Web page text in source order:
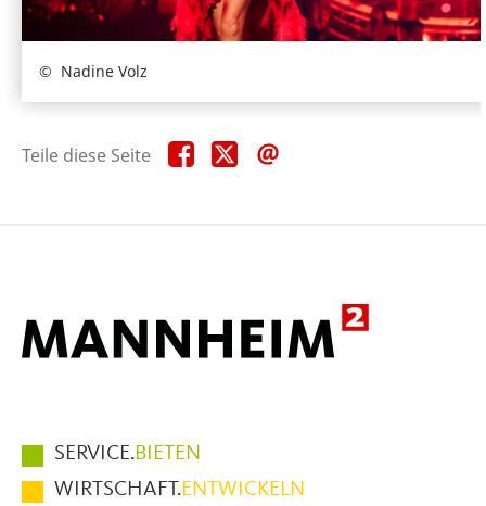
Nadine Volz
Teile diese Seite Teile
diese
Teile
diese
Hauptmenüpunkte
im
SERVICE.BIETEN
WIRTSCHAFT.ENTWICKELN